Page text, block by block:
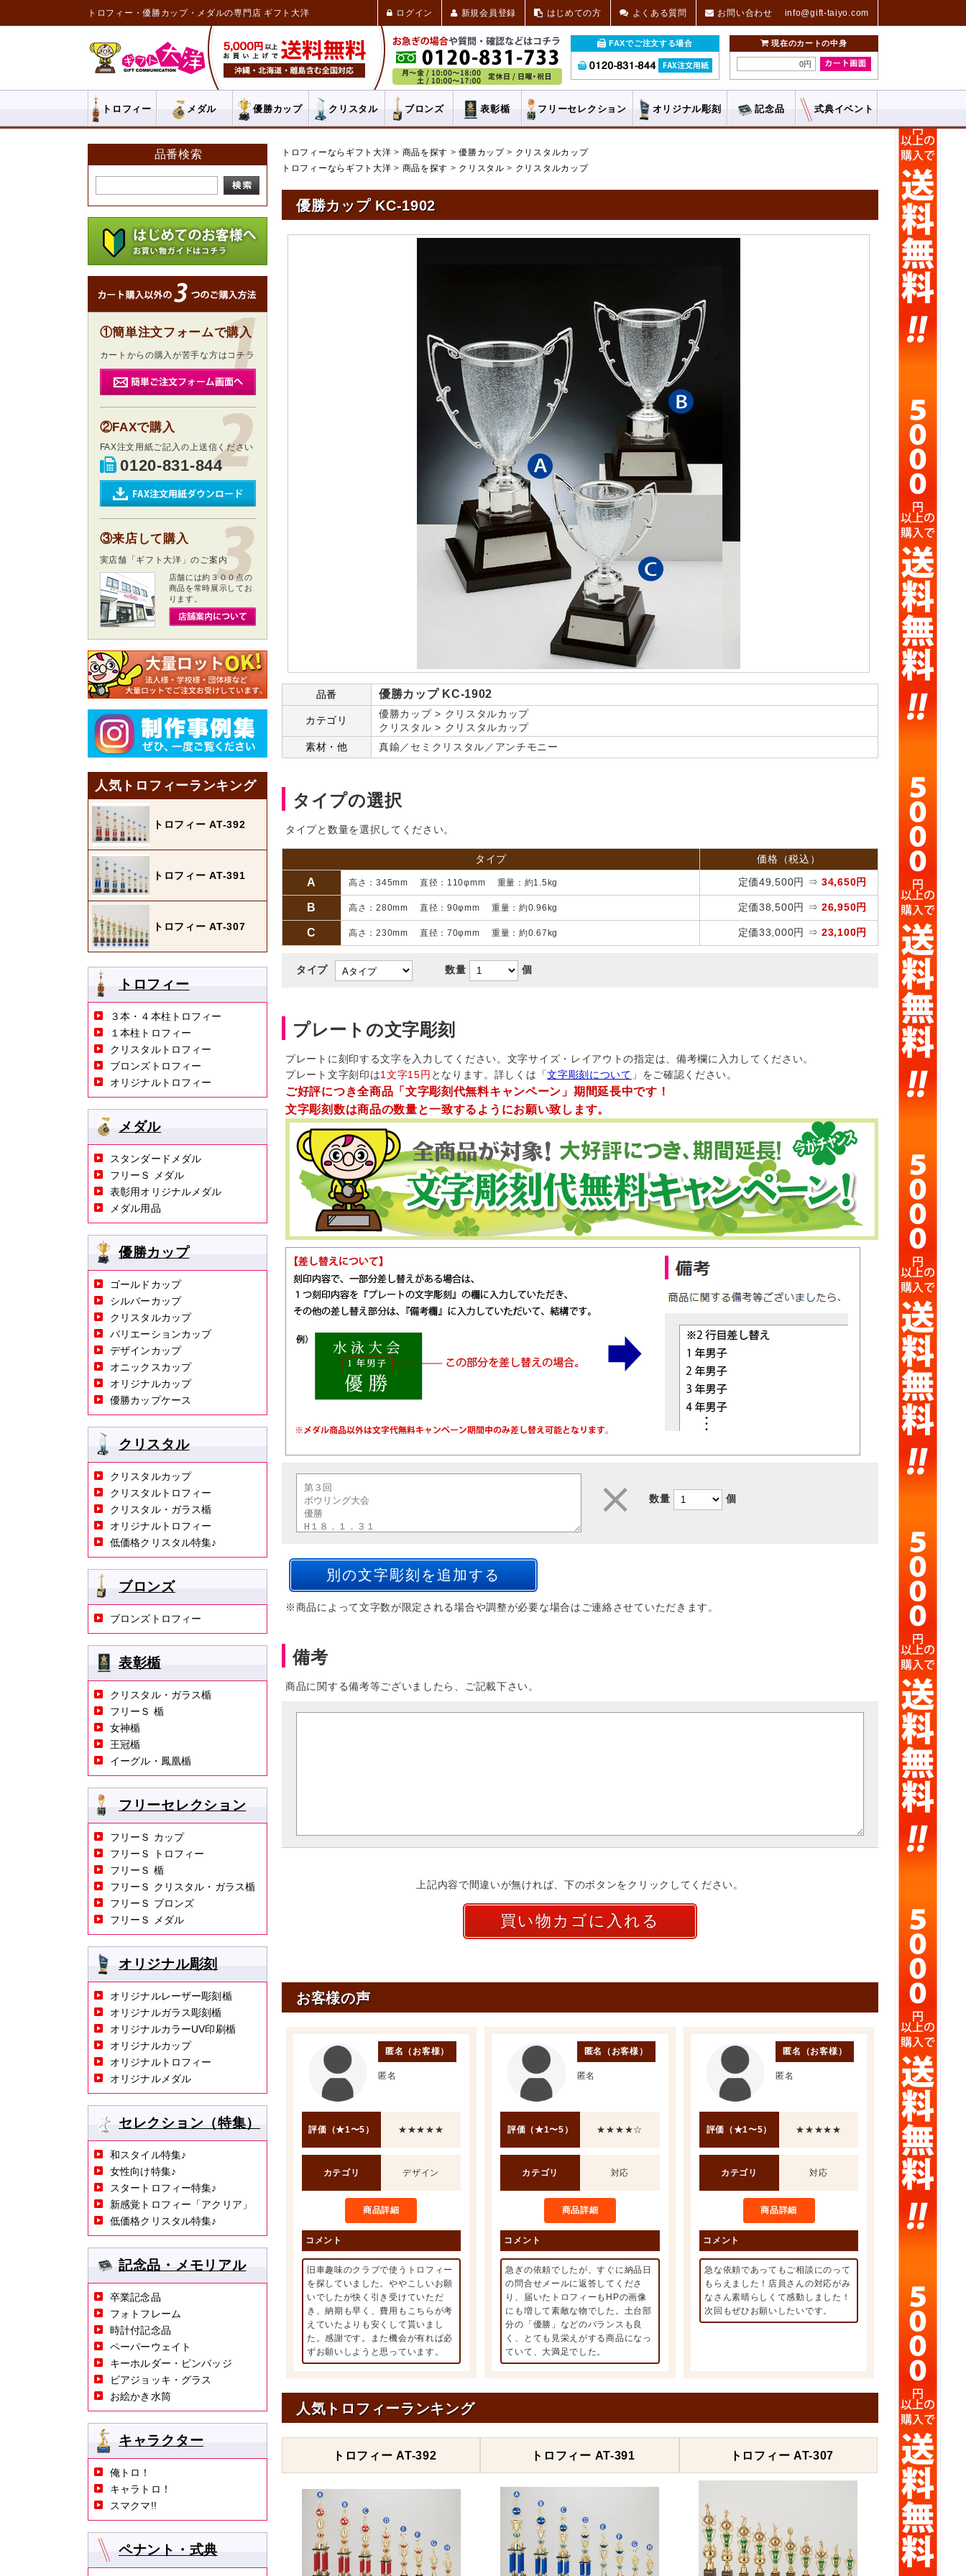
トロフィー・優勝カップ・メダルの専門店 ギフト大洋 ログイン 新規会員登録 はじめての方 よくある質問 お問い合わせ info@gift-taiyo.com
FAXでご注文する場合 現在のカートの中身
0円
トロフィー メダル 優勝カップ クリスタル ブロンズ 表彰楯 フリーセレクション オリジナル彫刻 記念品 式典イベント
トロフィーならギフト大洋 商品を探す 優勝カップ
クリスタルカップ
トロフィーならギフト大洋
商品を探す クリスタル クリスタルカップ
優勝カップ KC-1902
品番 優勝カップ KC-1902
カテゴリ
優勝カップ > クリスタルカップ
クリスタル > クリスタルカップ
素材・他
真鍮／セミクリスタル／アンチモニー
タイプの選択
タイプと数量を選択してください。
タイプ 価格（税込）
A 高さ：345mm 直径：110φmm 重量：約1.5kg 定価49,500円 ⇒34,650円
B 高さ：280mm 直径：90φmm 重量：約0.96kg 定価38,500円 ⇒26,950円
C 高さ：230mm 直径：70φmm 重量：約0.67kg 定価33,000円 ⇒23,100円
タイプ 数量 個
プレートの文字彫刻
プレートに刻印する文字を入力してください。文字サイズ・レイアウトの指定は、備考欄に入力してください。
プレート文字刻印は1文字15円 となります。詳しくは「文字彫刻について 」をご確認ください。
ご好評につき全商品「文字彫刻代無料キャンペーン」期間延長中です！
文字彫刻数は商品の数量と一致するようにお願い致します。
数量 個
※商品によって文字数が限定される場合や調整が必要な場合はご連絡させていただきます。
備考
商品に関する備考等ございましたら、ご記載下さい。
上記内容で間違いが無ければ、下のボタンをクリックしてください。
お客様の声
匿名（お客様）
匿名
評価（★1〜5） ★★★★★
カテゴリ デザイン
商品詳細
コメント
旧車趣味のクラブで使うトロフィー
を探していました。ややこしいお願
いでしたが快く引き受けていただ
き、納期も早く、費用もこちらが考
えていたよりも安くして貰いまし
た。感謝です。また機会が有れば必
ずお願いしようと思っています。
匿名（お客様）
匿名
評価（★1〜5） ★★★★☆
カテゴリ 対応
商品詳細
コメント
急ぎの依頼でしたが、すぐに納品日
の問合せメールに返答してくださ
り、届いたトロフィーもHPの画像
にも増して素敵な物でした。土台部
分の「優勝」などのバランスも良
く、とても見栄えがする商品になっ
ていて、大満足でした。
匿名（お客様）
匿名
評価（★1〜5） ★★★★★
カテゴリ 対応
商品詳細
コメント
急な依頼であってもご相談にのって
もらえました！店員さんの対応がみ
なさん素晴らしくて感動しました！
次回もぜひお願いしたいです。
人気トロフィーランキング
トロフィー AT-392 トロフィー AT-391 トロフィー AT-307
品番検索
①簡単注文フォームで購入
カートからの購入が苦手な方はコチラ
②FAXで購入
FAX注文用紙ご記入の上送信ください
0120-831-844
③来店して購入
実店舗「ギフト大洋」のご案内
店舗には約３００点の
商品を常時展示してお
ります。
人気トロフィーランキング
トロフィー AT-392
トロフィー AT-391
トロフィー AT-307
トロフィー
３本・４本柱トロフィー
１本柱トロフィー
クリスタルトロフィー
ブロンズトロフィー
オリジナルトロフィー
メダル
スタンダードメダル
フリーＳ メダル
表彰用オリジナルメダル
メダル用品
優勝カップ
ゴールドカップ
シルバーカップ
クリスタルカップ
バリエーションカップ
デザインカップ
オニックスカップ
オリジナルカップ
優勝カップケース
クリスタル
クリスタルカップ
クリスタルトロフィー
クリスタル・ガラス楯
オリジナルトロフィー
低価格クリスタル特集♪
ブロンズ
ブロンズトロフィー
表彰楯
クリスタル・ガラス楯
フリーＳ 楯
女神楯
王冠楯
イーグル・鳳凰楯
フリーセレクション
フリーＳ カップ
フリーＳ トロフィー
フリーＳ 楯
フリーＳ クリスタル・ガラス楯
フリーＳ ブロンズ
フリーＳ メダル
オリジナル彫刻
オリジナルレーザー彫刻楯
オリジナルガラス彫刻楯
オリジナルカラーUV印刷楯
オリジナルカップ
オリジナルトロフィー
オリジナルメダル
セレクション（特集）
和スタイル特集♪
女性向け特集♪
スタートロフィー特集♪
新感覚トロフィー「アクリア」
低価格クリスタル特集♪
記念品・メモリアル
卒業記念品
フォトフレーム
時計付記念品
ペーパーウェイト
キーホルダー・ピンバッジ
ビアジョッキ・グラス
お絵かき水筒
キャラクター
俺トロ！
キャラトロ！
スマクマ!!
ペナント・式典